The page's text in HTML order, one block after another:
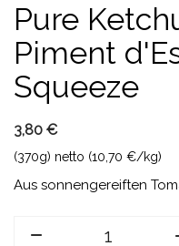
Pure
Piment
Squeeze
3,80 €
(370g) netto (10,70 €/kg)
Aus sonnengereiften